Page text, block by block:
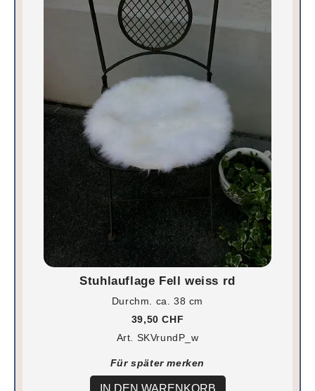
Stuhlauflage Fell weiss rd
Durchm. ca. 38 cm
39,50 CHF
Art. SKVrundP_w
Für später merken
IN DEN WARENKORB